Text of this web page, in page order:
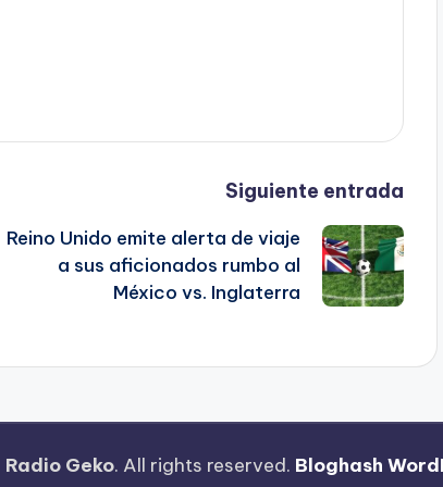
Siguiente entrada
Reino Unido emite alerta de viaje
a sus aficionados rumbo al
México vs. Inglaterra
Radio Geko. All rights reserved. Bloghash